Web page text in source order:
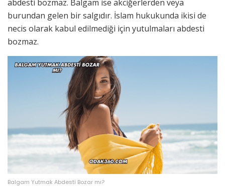
abdesti bozmaz. Balgam ise akciğerlerden veya
burundan gelen bir salgıdır. İslam hukukunda ikisi de
necis olarak kabul edilmediği için yutulmaları abdesti
bozmaz.
Balgam Yutmak Abdesti Bozar mı?